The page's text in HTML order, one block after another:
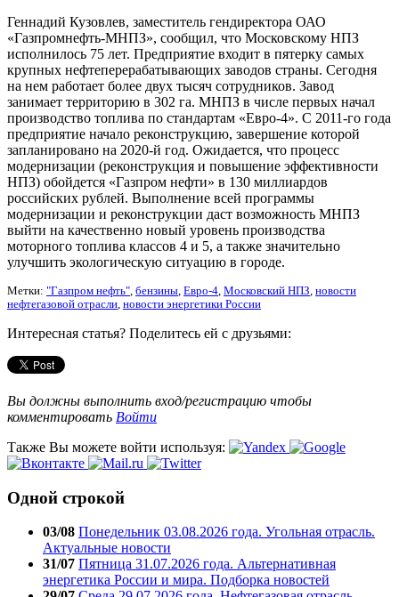
Геннадий Кузовлев, заместитель гендиректора ОАО
«Газпромнефть-МНПЗ», сообщил, что Московскому НПЗ
исполнилось 75 лет. Предприятие входит в пятерку самых
крупных нефтеперерабатывающих заводов страны. Сегодня
на нем работает более двух тысяч сотрудников. Завод
занимает территорию в 302 га. МНПЗ в числе первых начал
производство топлива по стандартам «Евро-4». С 2011-го года
предприятие начало реконструкцию, завершение которой
запланировано на 2020-й год. Ожидается, что процесс
модернизации (реконструкция и повышение эффективности
НПЗ) обойдется «Газпром нефти» в 130 миллиардов
российских рублей. Выполнение всей программы
модернизации и реконструкции даст возможность МНПЗ
выйти на качественно новый уровень производства
моторного топлива классов 4 и 5, а также значительно
улучшить экологическую ситуацию в городе.
Метки: "Газпром нефть", бензины, Евро-4, Московский НПЗ, новости
нефтегазовой отрасли, новости энергетики России
Интересная статья? Поделитесь ей с друзьями:
Вы должны выполнить вход/регистрацию чтобы
комментировать Войти
Также Вы можете войти используя:
Одной строкой
03/08 Понедельник 03.08.2026 года. Угольная отрасль.
Актуальные новости
31/07 Пятница 31.07.2026 года. Альтернативная
энергетика России и мира. Подборка новостей